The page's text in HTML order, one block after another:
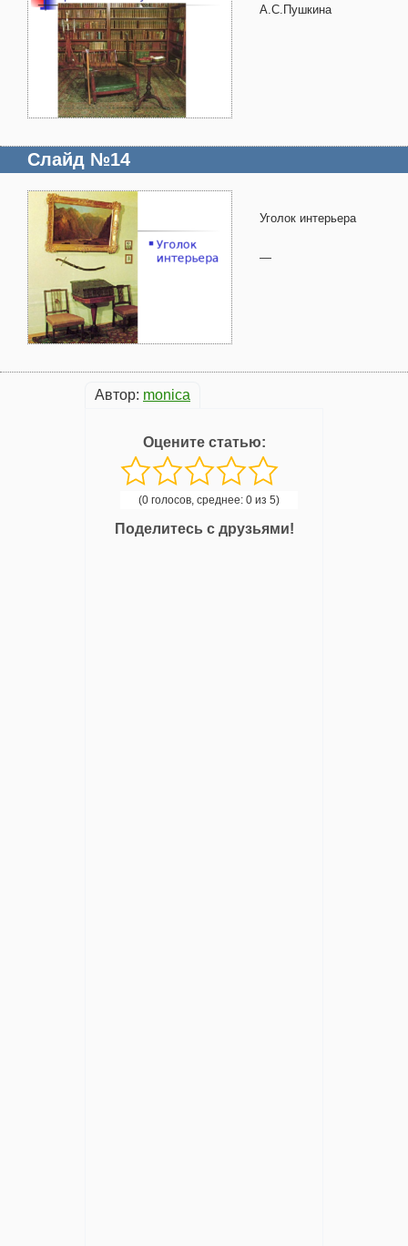
А.С.Пушкина
Слайд №14
Уголок интерьера
—
Автор: monica
Оцените статью:
(0 голосов, среднее: 0 из 5)
Поделитесь с друзьями!